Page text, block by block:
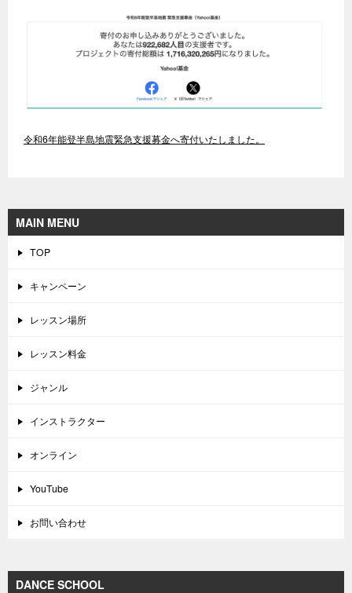
令和6年能登半島地震緊急支援募金へ寄付いたしました。
MAIN MENU
TOP
キャンペーン
レッスン場所
レッスン料金
ジャンル
インストラクター
オンライン
YouTube
お問い合わせ
DANCE SCHOOL